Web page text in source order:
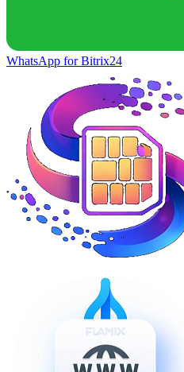
WhatsApp for Bitrix24